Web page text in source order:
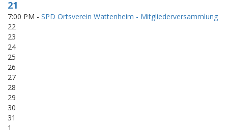
21
7:00 PM - SPD Ortsverein Wattenheim - Mitgliederversammlung
22
23
24
25
26
27
28
29
30
31
1